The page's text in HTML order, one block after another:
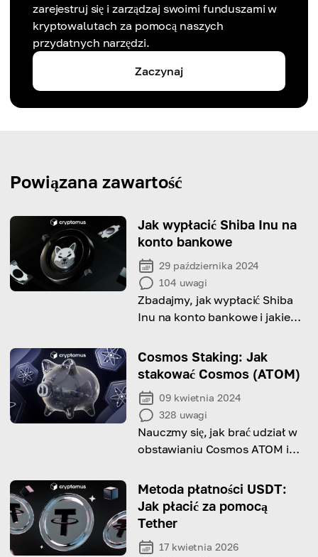
zarejestruj się i zarządzaj swoimi funduszami w
kryptowalutach za pomocą naszych
przydatnych narzędzi.
Zaczynaj
Powiązana zawartość
Jak wypłacić Shiba Inu na
konto bankowe
29 października 2024
104 uwagi
Zbadajmy, jak wypłacić Shiba
Inu na konto bankowe i jakie
uwagę, robiąc to!
Cosmos Staking: Jak
stakować Cosmos (ATOM)
09 kwietnia 2024
328 uwagi
Nauczmy się, jak brać udział w
obstawianiu Cosmos ATOM i
nagrody!
Metoda płatności USDT:
Jak płacić za pomocą
Tether
17 kwietnia 2026